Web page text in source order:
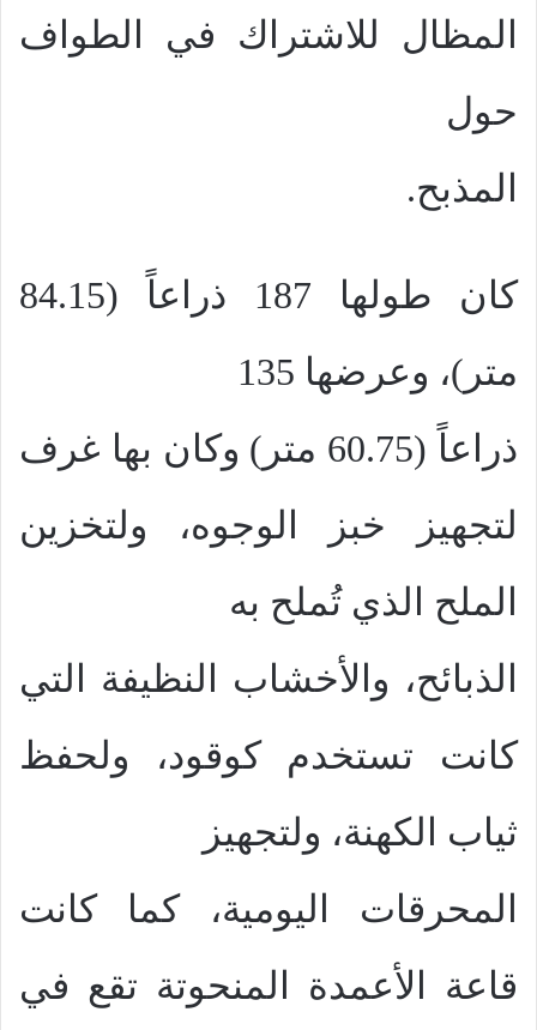
المظال للاشتراك في الطواف
حول
المذبح.
كان طولها 187 ذراعاً (84.15
متر)، وعرضها 135
ذراعاً (60.75 متر) وكان بها غرف
لتجهيز خبز الوجوه، ولتخزين
الملح الذي تُملح به
الذبائح، والأخشاب النظيفة التي
كانت تستخدم كوقود، ولحفظ
ثياب الكهنة، ولتجهيز
المحرقات اليومية، كما كانت
قاعة الأعمدة المنحوتة تقع في